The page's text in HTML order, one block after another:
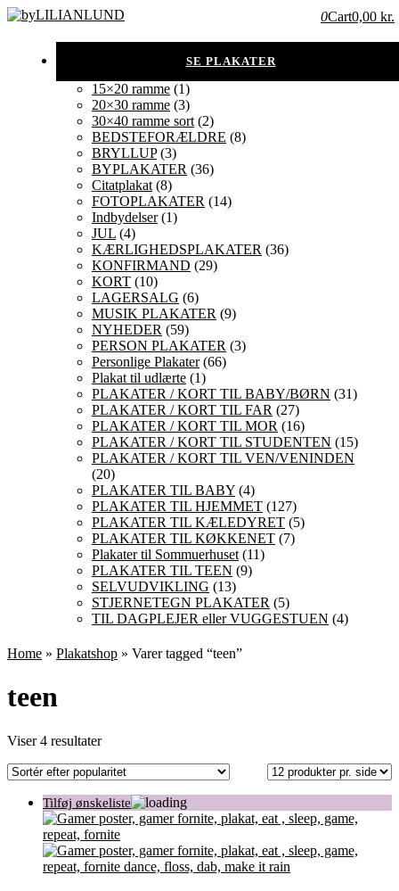
0Cart0,00 kr.
15×20 ramme (1)
20×30 ramme (3)
30×40 ramme sort (2)
BEDSTEFORÆLDRE (8)
BRYLLUP(3)
BYPLAKATER (36)
Citatplakat (8)
FOTOPLAKATER (14)
Indbydelser(1)
JUL (4)
KÆRLIGHEDSPLAKATER (36)
KONFIRMAND (29)
KORT (10)
LAGERSALG (6)
MUSIK PLAKATER (9)
NYHEDER (59)
PERSON PLAKATER (3)
Personlige Plakater(66)
Plakat til udlærte (1)
PLAKATER / KORT TIL BABY/BØRN (31)
PLAKATER / KORT TIL FAR (27)
PLAKATER / KORT TIL MOR (16)
PLAKATER / KORT TIL STUDENTEN (15)
PLAKATER / KORT TIL VEN/VENINDEN
(20)
PLAKATER TIL BABY (4)
PLAKATER TIL HJEMMET (127)
PLAKATER TIL KÆLEDYRET (5)
PLAKATER TIL KØKKENET (7)
Plakater til Sommuerhuset (11)
PLAKATER TIL TEEN (9)
SELVUDVIKLING (13)
STJERNETEGN PLAKATER (5)
TIL DAGPLEJER eller VUGGESTUEN (4)
Home » Plakatshop » Varer tagged “teen”
teen
Viser 4 resultaterSorteret
popularitet